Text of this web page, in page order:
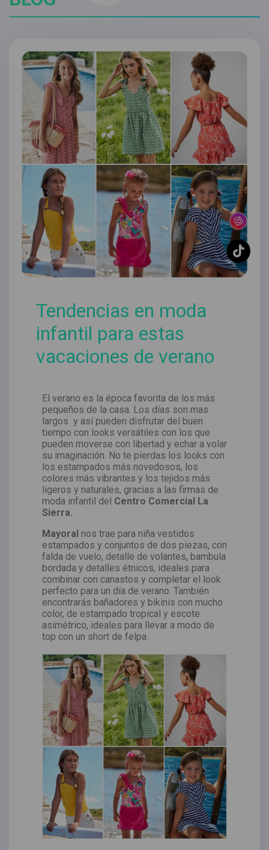
Tendencias en moda
infantil para estas
vacaciones de verano
El verano es la época favorita de los más
pequeños de la casa. Los días son mas
largos y así pueden disfrutar del buen
tiempo con looks versátiles con los que
pueden moverse con libertad y echar a volar
su imaginación. No te pierdas los looks con
los estampados más novedosos, los
colores más vibrantes y los tejidos más
ligeros y naturales, gracias a las firmas de
moda infantil del Centro Comercial La
Sierra.
Mayoral nos trae para niña vestidos
estampados y conjuntos de dos piezas, con
falda de vuelo, detalle de volantes, bambula
bordada y detalles étnicos, ideales para
combinar con canastos y completar el look
perfecto para un día de verano. También
encontrarás bañadores y bikinis con mucho
color, de estampado tropical y escote
asimétrico, ideales para llevar a modo de
top con un short de felpa.